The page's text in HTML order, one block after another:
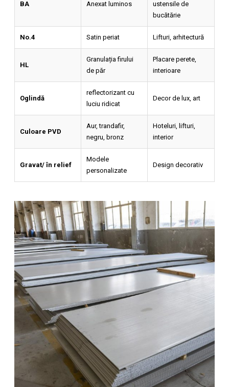
BA Anexat luminos
ustensile de
bucătărie
No.4 Satin periat Lifturi, arhitectură
HL
Granulația firului
de păr
Placare perete,
interioare
Oglindă
reflectorizant cu
luciu ridicat
Decor de lux, art
Culoare PVD
Aur, trandafir,
negru, bronz
Hoteluri, lifturi,
interior
Gravat/ în relief
Modele
personalizate
Design decorativ